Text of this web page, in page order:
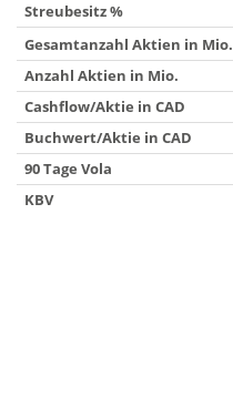
Streubesitz %
Gesamtanzahl Aktien in Mio.
Anzahl Aktien in Mio.
Cashflow/Aktie in CAD
Buchwert/Aktie in CAD
90 Tage Vola
KBV